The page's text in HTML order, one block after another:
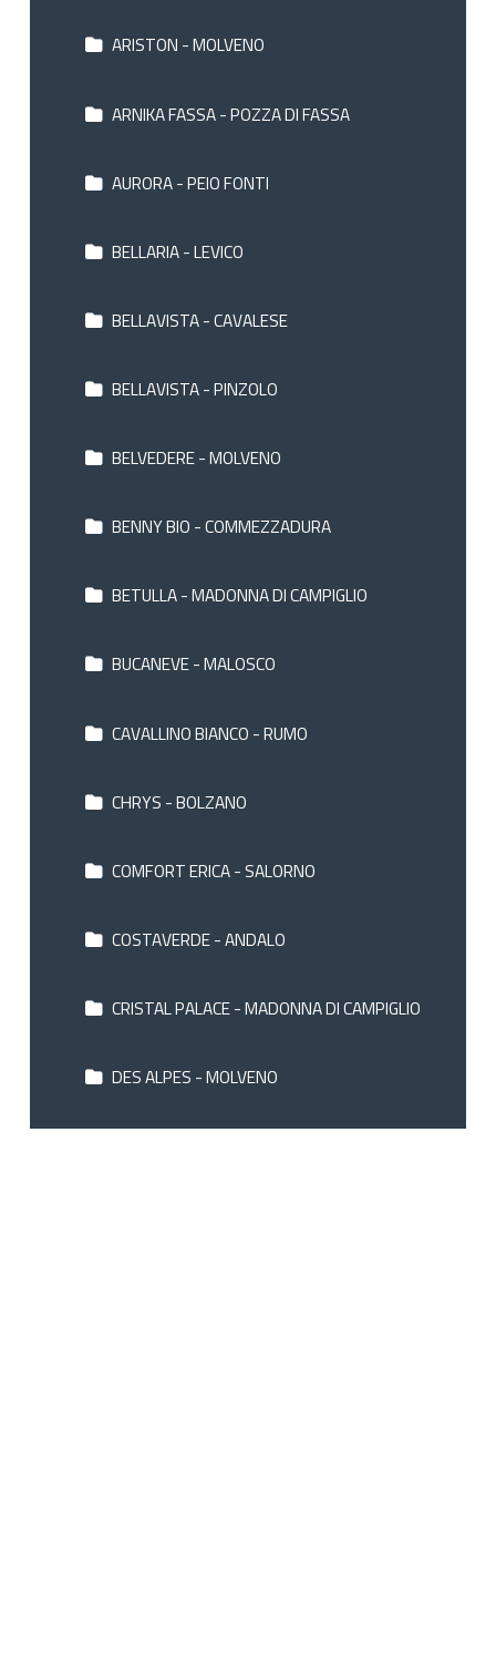
ARISTON - MOLVENO
ARNIKA FASSA - POZZA DI FASSA
AURORA - PEIO FONTI
BELLARIA - LEVICO
BELLAVISTA - CAVALESE
BELLAVISTA - PINZOLO
BELVEDERE - MOLVENO
BENNY BIO - COMMEZZADURA
BETULLA - MADONNA DI CAMPIGLIO
BUCANEVE - MALOSCO
CAVALLINO BIANCO - RUMO
CHRYS - BOLZANO
COMFORT ERICA - SALORNO
COSTAVERDE - ANDALO
CRISTAL PALACE - MADONNA DI CAMPIGLIO
DES ALPES - MOLVENO